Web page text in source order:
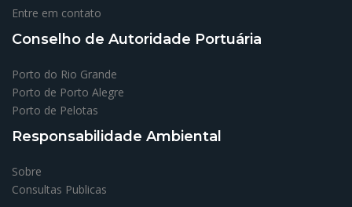
Entre em contato
Conselho de Autoridade Portuária
Porto do Rio Grande
Porto de Porto Alegre
Porto de Pelotas
Responsabilidade Ambiental
Sobre
Consultas Publicas